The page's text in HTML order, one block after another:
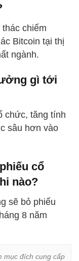
chiếm
Bitcoin tại thị
ngành.
gì tới
chức, tăng tính
sâu hơn vào
cổ
nào?
sẽ bỏ phiếu
8 năm
mục đích cung cấp